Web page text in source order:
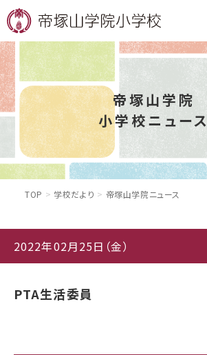
帝塚山学院
小学校ニュース
TOP 学校だより 帝塚山学院ニュース
2022年02月25日（金）
PTA生活委員